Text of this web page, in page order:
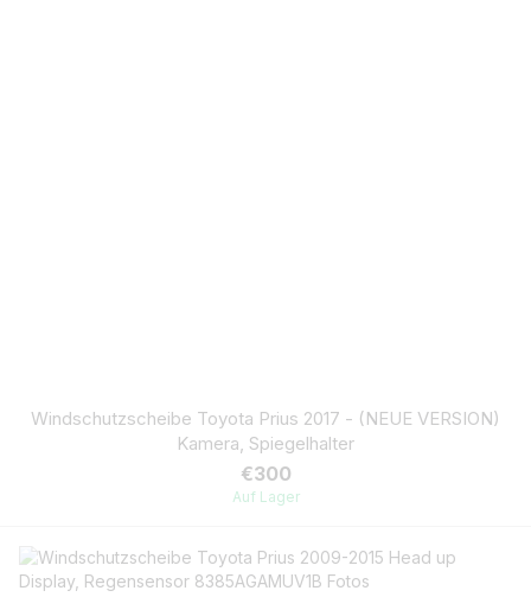
Windschutzscheibe Toyota Prius 2017 - (NEUE VERSION)
Kamera, Spiegelhalter
€300
Auf Lager